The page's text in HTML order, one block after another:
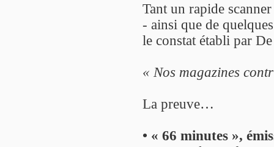
Tant un rapide
- ainsi que de
le constat établi par
« Nos magazines
La preuve…
• « 66 minutes »,